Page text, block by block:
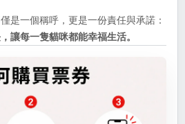
是一個稱呼，更是一份責任與承諾：
讓每一隻貓咪都能幸福生活。